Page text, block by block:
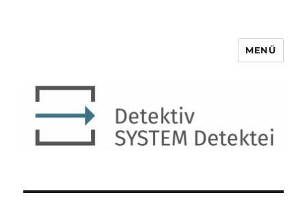
Detektiv SYSTEM Detektei ®
MENÜ